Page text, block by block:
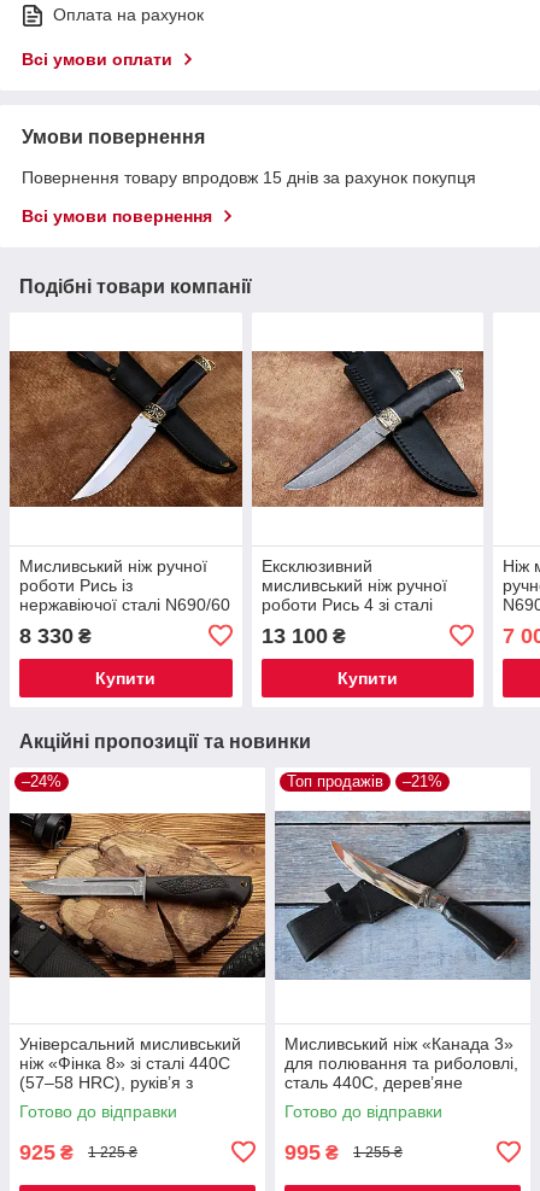
Оплата на рахунок
Всі умови оплати
Умови повернення
Повернення товару впродовж 15 днів за рахунок покупця
Всі умови повернення
Подібні товари компанії
Мисливський ніж ручної
роботи Рись із
нержавіючої сталі N690/60
HRC, зі шкіряним чохлом у
комплекті
8 330 ₴
Купити
Ексклюзивний
мисливський ніж ручної
роботи Рись 4 зі сталі
S390/68 HRC, з шкіряним
чохлом у комплекті
13 100₴
Купити
Ніж
7
Акційні пропозиції та новинки
–24%
Універсальний мисливський
ніж «Фінка 8» зі сталі 440C
(57–58 HRC), руків’я з
гумопластику, поясний чохол
Готово до відправки
925 ₴ 1 225 ₴
Топ продажів –21%
Мисливський ніж «Канада 3»
для полювання та риболовлі,
сталь 440C, дерев’яне
руків’я, тканинний чохол
Готово до відправки
995 ₴ 1 255 ₴